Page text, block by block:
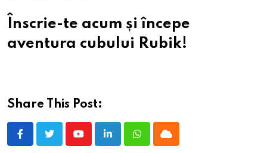
Înscrie-te acum și începe
aventura cubului Rubik!
Share This Post:
YoutubeLinkedInWhatsappCloud